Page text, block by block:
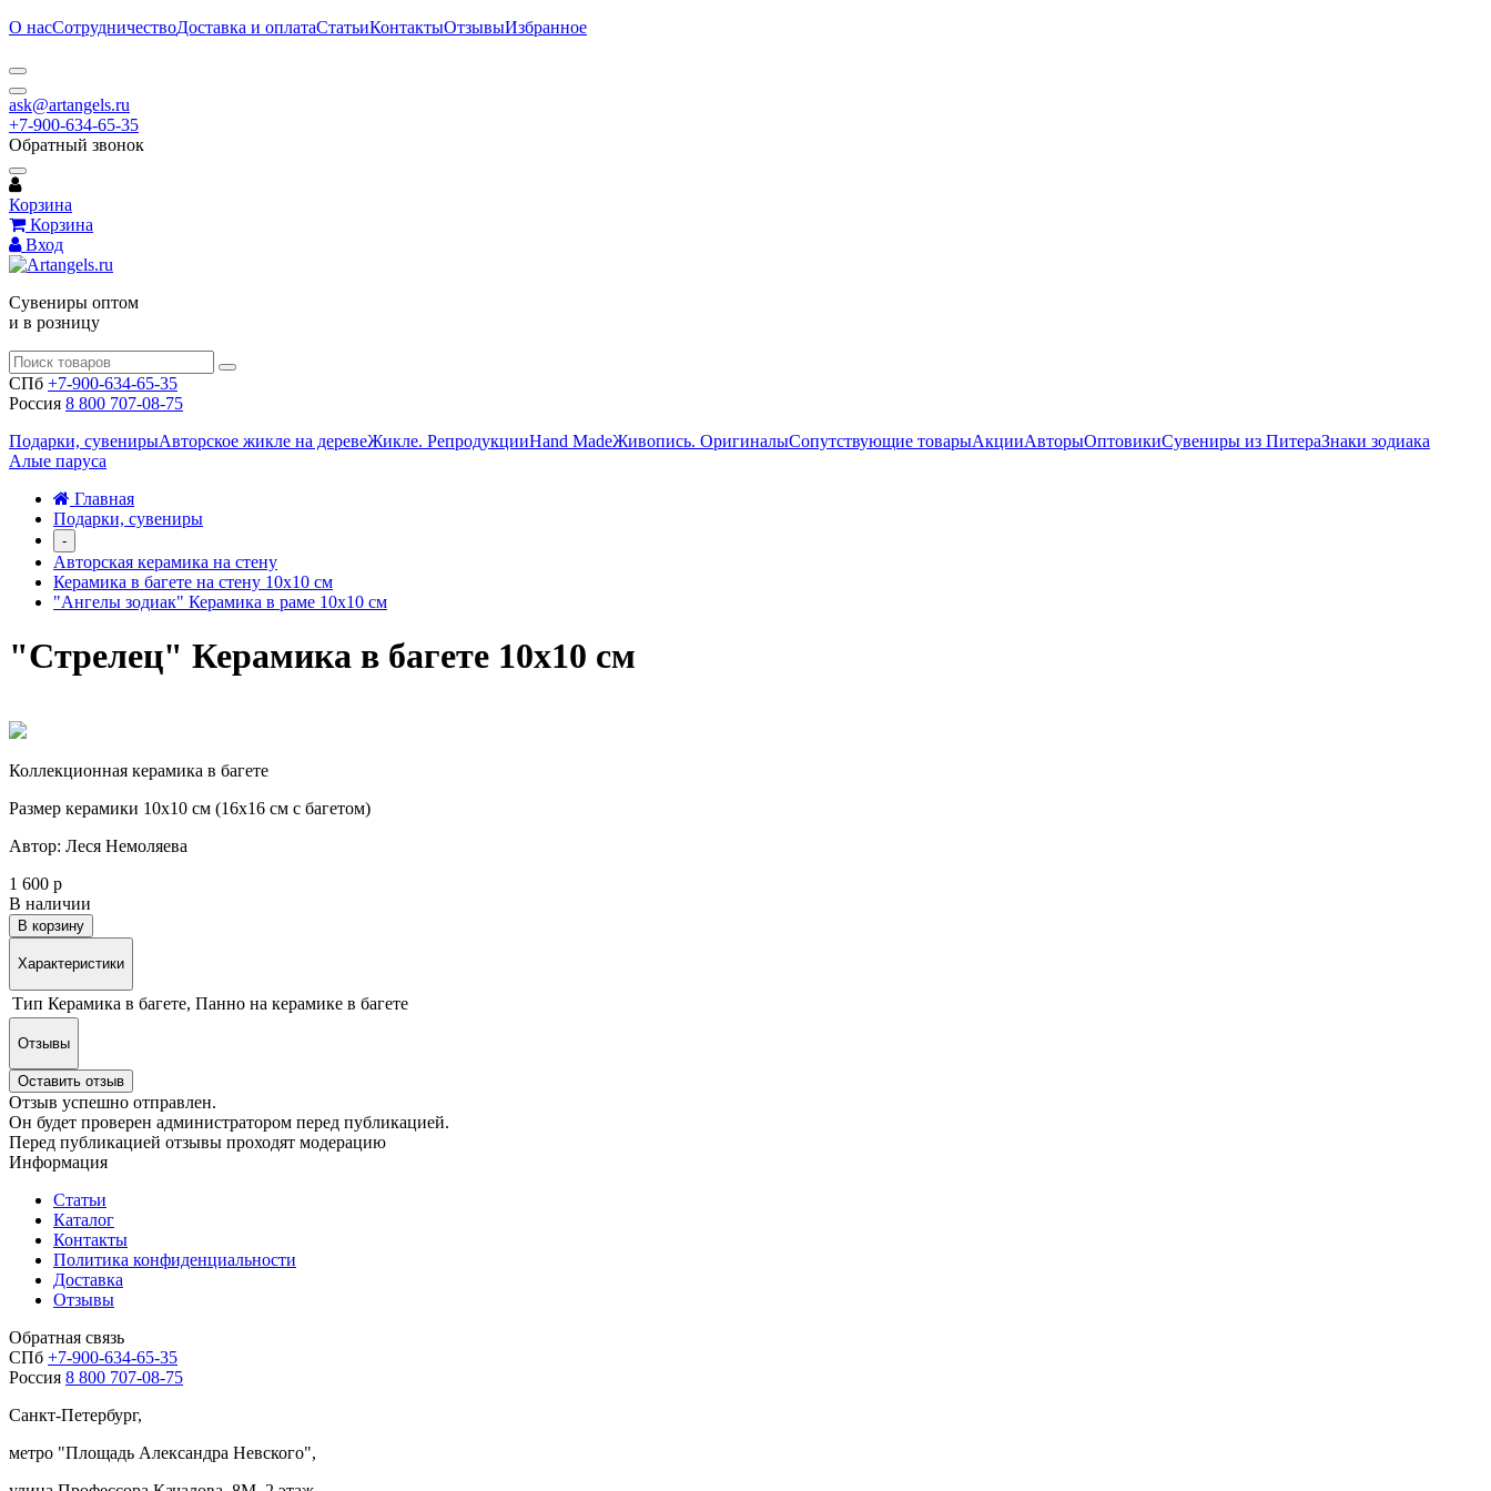
О насСотрудничествоДоставка и оплатаСтатьиКонтактыОтзывыИзбранное
ask@artangels.ru
+7-900-634-65-35
Обратный звонок
Корзина
Корзина
Вход
Сувениры оптом
и в розницу
СПб +7-900-634-65-35
Россия 8 800 707-08-75
Подарки, сувенирыАвторское жикле на деревеЖикле. РепродукцииHand MadeЖивопись. ОригиналыСопутствующие товарыАкцииАвторыОптовикиСувениры из ПитераЗнаки зодиака
Алые паруса
Главная
Подарки, сувениры
-
Авторская керамика на стену
Керамика в багете на стену 10х10 см
"Ангелы зодиак" Керамика в раме 10х10 см
"Стрелец" Керамика в багете 10х10 см
Коллекционная керамика в багете
Размер керамики 10х10 см (16х16 см с багетом)
Автор: Леся Немоляева
1 600 р
В наличии
В корзину
Характеристики
Тип Керамика в багете, Панно на керамике в багете
Отзывы
Оставить отзыв
Отзыв успешно отправлен.
Он будет проверен администратором перед публикацией.
Перед публикацией отзывы проходят модерацию
Информация
Статьи
Каталог
Контакты
Политика конфиденциальности
Доставка
Отзывы
Обратная связь
СПб +7-900-634-65-35
Россия 8 800 707-08-75
Санкт-Петербург,
метро "Площадь Александра Невского",